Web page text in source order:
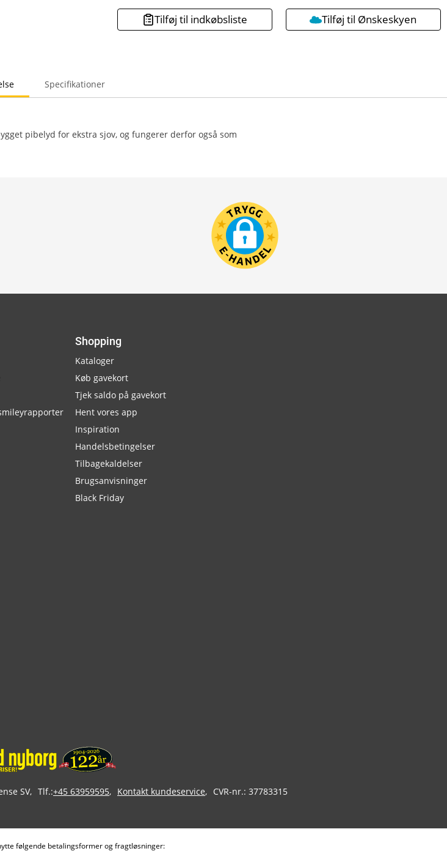
Tilføj til indkøbsliste Tilføj til Ønskeskyen
Specifikationer
pibelyd for ekstra sjov, og fungerer derfor også som
Shopping
Kataloger
Køb gavekort
Tjek saldo på gavekort
Hent vores app
Inspiration
Handelsbetingelser
Tilbagekaldelser
Brugsanvisninger
Black Friday
SV Tlf.:+45 63959595 Kontakt kundeservice CVR-nr.: 37783315
følgende betalingsformer og fragtløsninger: